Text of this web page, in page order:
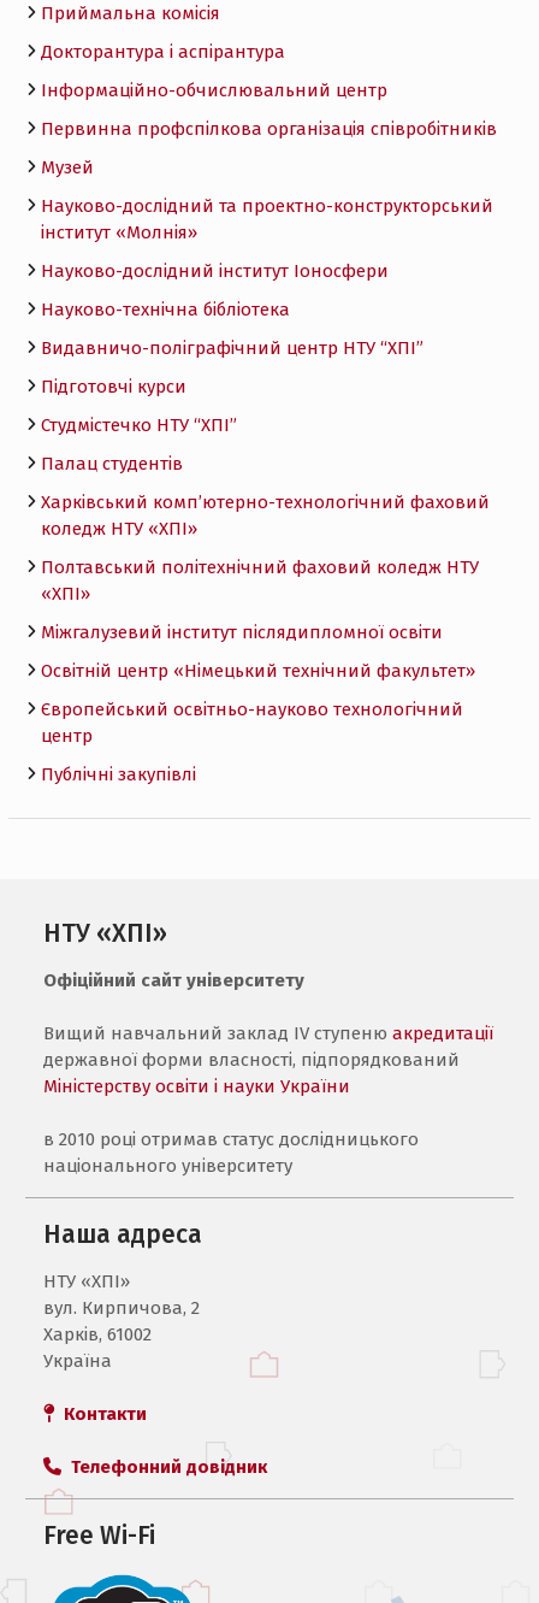
Приймальна комісія
Докторантура і аспірантура
Інформаційно-обчислювальний центр
Первинна профспілкова організація співробітників
Музей
Науково-дослідний та проектно-конструкторський
інститут «Молнія»
Науково-дослідний інститут Іоносфери
Науково-технічна бібліотека
Видавничо-поліграфічний центр НТУ “ХПІ”
Підготовчі курси
Студмістечко НТУ “ХПІ”
Палац студентів
Харківський комп’ютерно-технологічний фаховий
коледж НТУ «ХПI»
Полтавський політехнічний фаховий коледж НТУ
«ХПI»
Міжгалузевий інститут післядипломної освіти
Освітній центр «Німецький технічний факультет»
Європейський освітньо-науково технологічний
центр
Публічні закупівлі
НТУ «ХПІ»
Офіційний сайт університету
Вищий навчальний заклад IV ступенюакредитації
державної форми власності, підпорядкований
Міністерству освіти і науки України
в 2010 році отримав статус дослідницького
національного університету
Наша адреса
НТУ «ХПI»
вул. Кирпичова, 2
Харків, 61002
Україна
Контакти
Телефонний довідник
Free Wi-Fi